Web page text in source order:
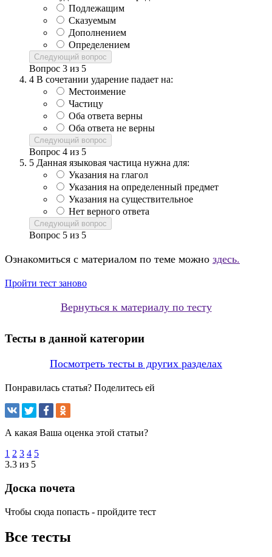
Подлежащим
Сказуемым
Дополнением
Определением
Следующий вопрос
Вопрос 3 из 5
4 В сочетании ударение падает на:
Местоимение
Частицу
Оба ответа верны
Оба ответа не верны
Следующий вопрос
Вопрос 4 из 5
5 Данная языковая частица нужна для:
Указания на глагол
Указания на определенный предмет
Указания на существительное
Нет верного ответа
Следующий вопрос
Вопрос 5 из 5
Ознакомиться с материалом по теме можно здесь.
Пройти тест заново
Вернуться к материалу по тесту
Тесты в данной категории
Посмотреть тесты в других разделах
Понравилась статья? Поделитесь ей
А какая Ваша оценка этой статьи?
1 2 3 4 5
3.3 из 5
Доска почета
Чтобы сюда попасть - пройдите тест
Все тесты